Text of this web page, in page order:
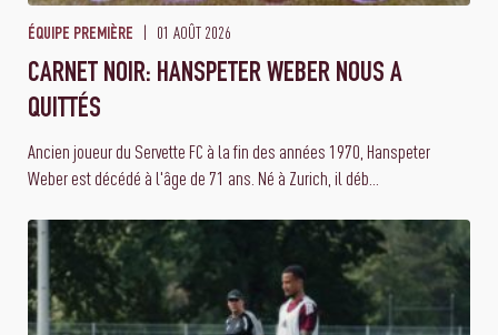
ÉQUIPE PREMIÈRE 01 AOÛT 2026
CARNET NOIR: HANSPETER WEBER NOUS A
QUITTÉS
Ancien joueur du Servette FC à la fin des années 1970, Hanspeter
Weber est décédé à l'âge de 71 ans. Né à Zurich, il déb...